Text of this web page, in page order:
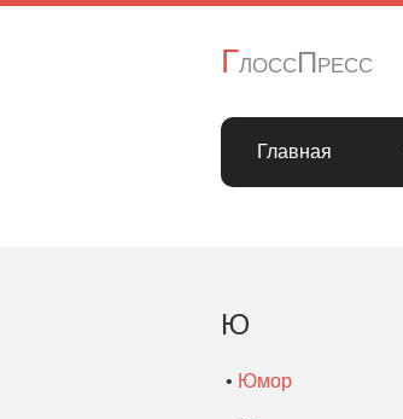
ГлоссПресс
Главная
Ю
• Юмор